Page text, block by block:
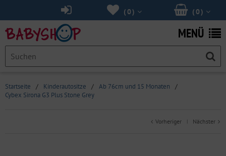
(0 )
(0 )
MENÜ
Startseite / Kinderautositze / Ab 76cm und 15 Monaten
/
Cybex Sirona G3 Plus Stone Grey
Vorheriger | Nächster